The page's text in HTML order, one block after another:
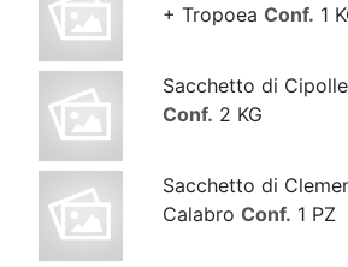
+ Tropoea Conf. 1
Sacchetto di
Conf. 2 KG
Sacchetto di
Calabro Conf. 1 PZ